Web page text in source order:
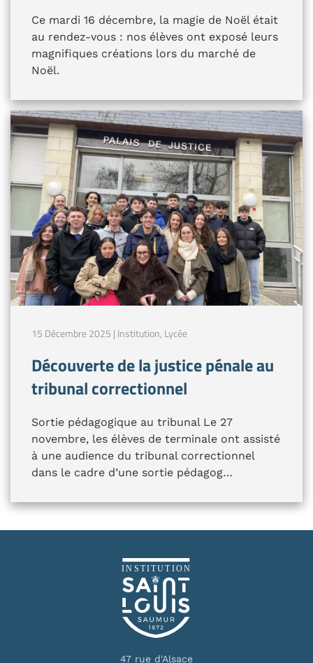
Ce mardi 16 décembre, la magie de Noël était
au rendez-vous : nos élèves ont exposé leurs
magnifiques créations lors du marché de
Noël.
15 Décembre 2025 | Institution, Lycée
Découverte de la justice pénale au
tribunal correctionnel
Sortie pédagogique au tribunal Le 27
novembre, les élèves de terminale ont assisté
à une audience du tribunal correctionnel
dans le cadre d’une sortie pédagog…
47 rue d'Alsace